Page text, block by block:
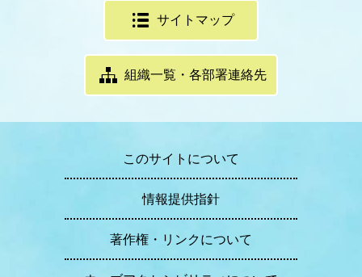
サイトマップ
組織一覧・各部署連絡先
このサイトについて
情報提供指針
著作権・リンクについて